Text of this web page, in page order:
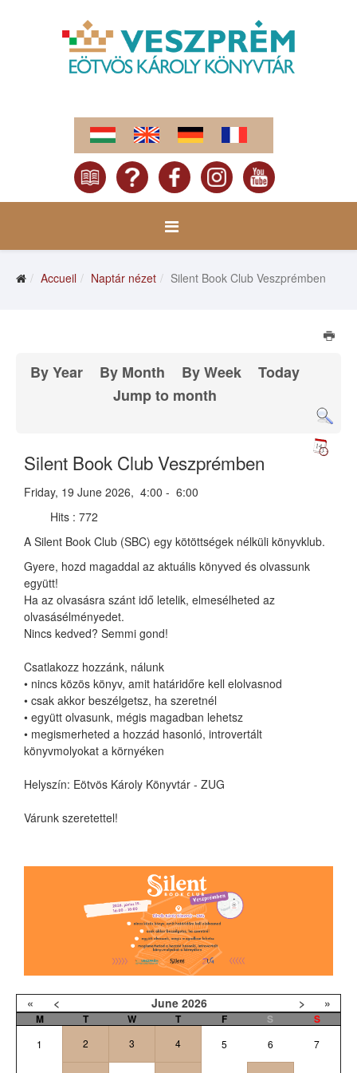
Accueil Naptár nézet Silent Book Club Veszprémben
By Year By Month By Week
Today
Jump to month
Silent Book Club Veszprémben
Friday, 19 June 2026, 4:00 - 6:00
Hits : 772
A Silent Book Club (SBC) egy kötöttségek nélküli könyvklub.
Gyere, hozd magaddal az aktuális könyved és olvassunk
együtt!
Ha az olvasásra szánt idő letelik, elmesélheted az
olvasásélményedet.
Nincs kedved? Semmi gond!
Csatlakozz hozzánk, nálunk
• nincs közös könyv, amit határidőre kell elolvasnod
• csak akkor beszélgetsz, ha szeretnél
• együtt olvasunk, mégis magadban lehetsz
• megismerheted a hozzád hasonló, introvertált
könyvmolyokat a környéken
Helyszín: Eötvös Károly Könyvtár - ZUG
Várunk szeretettel!
« < June 2026 > »
M T W T F S S
1 2 3 4 5 6 7